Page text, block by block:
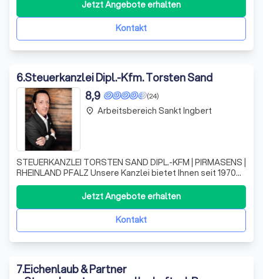
unsere Mandanten bereits in der 3. Generation profitieren
können. Wir sind eine hochmod
Kontakt
Jetzt Angebote erhalten
6.Steuerkanzlei Dipl.-Kfm. Torsten Sand
(24)
8,9
STEUERKANZLEI TORSTEN SAND DIPL.-KFM | PIRMASENS |
RHEINLAND PFALZ Unsere Kanzlei bietet Ihnen seit 1970
ein breit aufgestelltes Portfolio an Dienstleistungen,
welche Ihren unternehmerischen Erfolg gewährleisten.
Wir betreuen deutschlandweit Unternehmen der
verschiedensten Unternehmensformen sowie G
Kontakt
Jetzt Angebote erhalten
place Arbeitsbereich Sankt Ingbert
7.Eichenlaub & Partner